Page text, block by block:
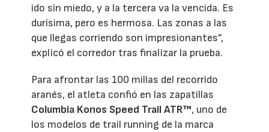
ido sin miedo, y a la tercera va la vencida. Es
durísima, pero es hermosa. Las zonas a las
que llegas corriendo son impresionantes”,
explicó el corredor tras finalizar la prueba.
Para afrontar las 100 millas del recorrido
aranés, el atleta confió en las zapatillas
Columbia Konos Speed Trail ATR™, uno de
los modelos de trail running de la marca